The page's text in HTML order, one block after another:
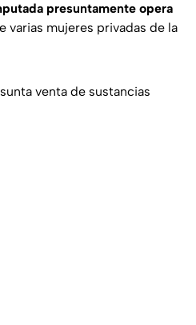
presuntamente opera
varias mujeres privadas de la
venta de sustancias